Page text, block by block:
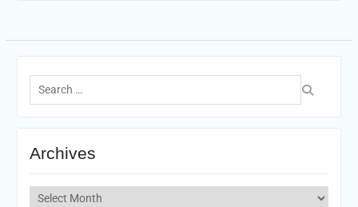
Search
for:
Archives
Archives